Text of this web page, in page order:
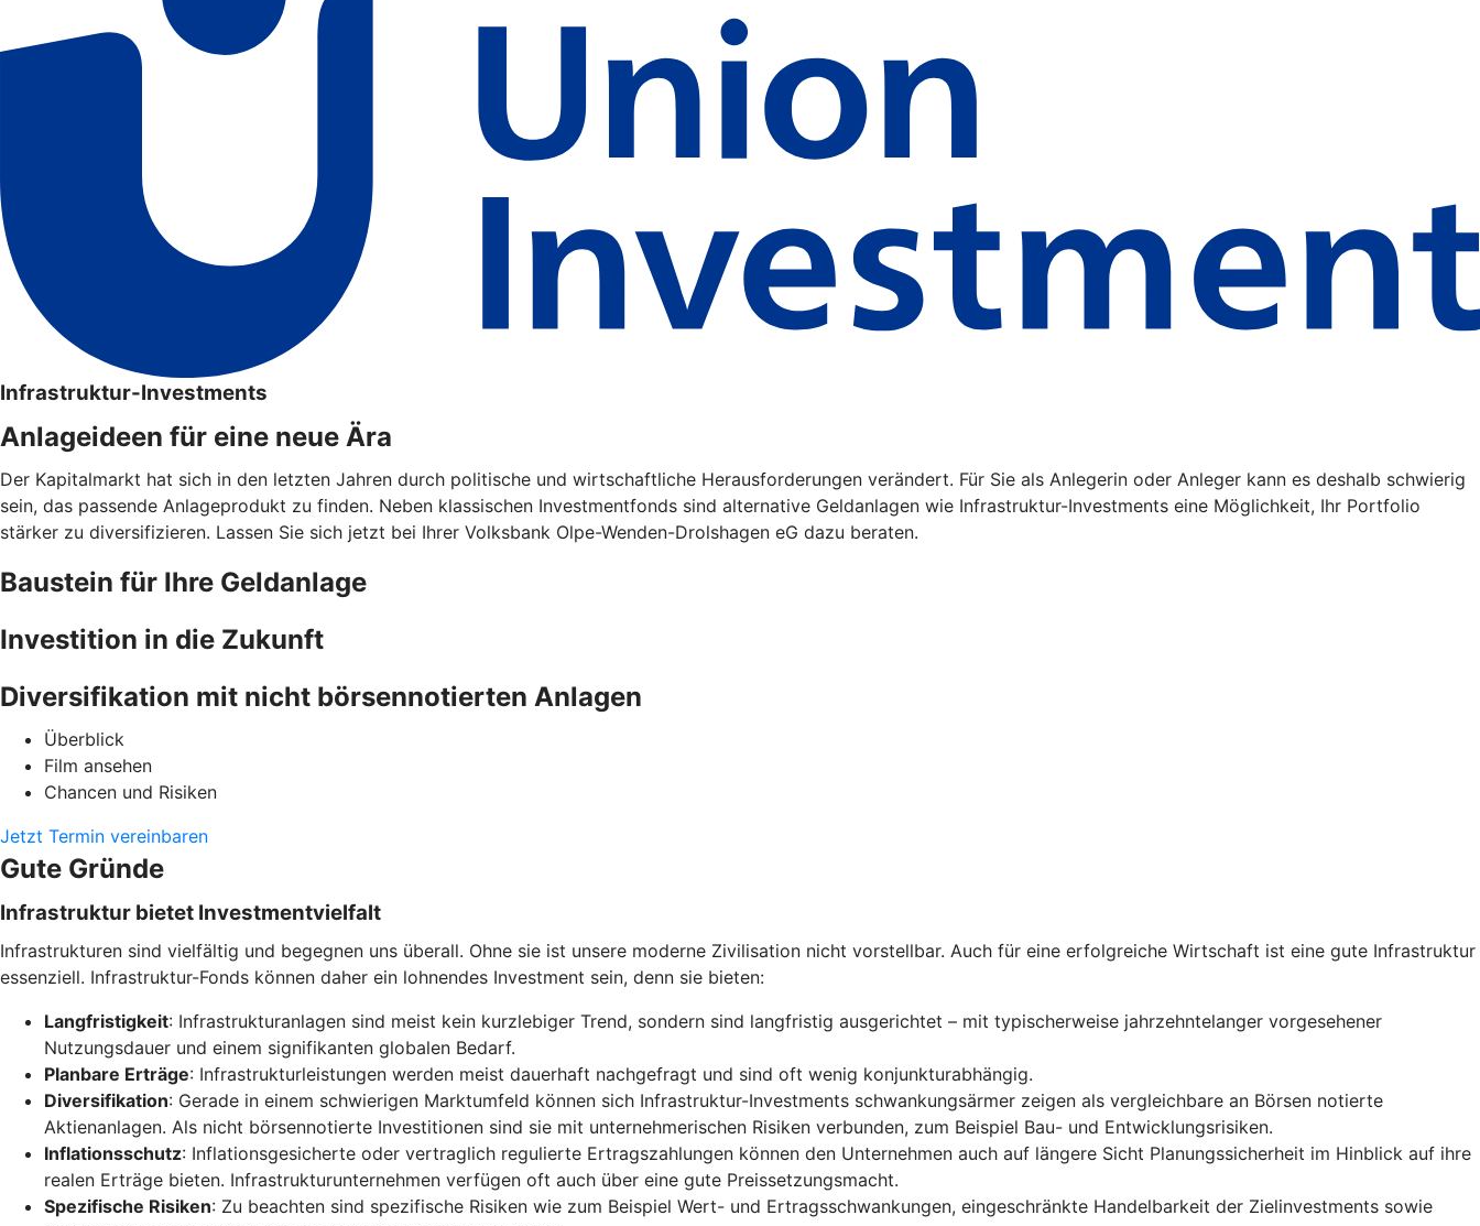
Infrastruktur-Investments
Anlageideen für eine neue Ära
Der Kapitalmarkt hat sich in den letzten Jahren durch politische und wirtschaftliche Herausforderungen verändert. Für Sie als Anlegerin oder Anleger kann es deshalb schwierig
sein, das passende Anlageprodukt zu finden. Neben klassischen Investmentfonds sind alternative Geldanlagen wie Infrastruktur-Investments eine Möglichkeit, Ihr Portfolio
stärker zu diversifizieren. Lassen Sie sich jetzt bei Ihrer Volksbank Olpe-Wenden-Drolshagen eG dazu beraten.
Baustein für Ihre Geldanlage
Investition in die Zukunft
Diversifikation mit nicht börsennotierten Anlagen
Überblick
Film ansehen
Chancen und Risiken
Jetzt Termin vereinbaren
Gute Gründe
Infrastruktur bietet Investmentvielfalt
Infrastrukturen sind vielfältig und begegnen uns überall. Ohne sie ist unsere moderne Zivilisation nicht vorstellbar. Auch für eine erfolgreiche Wirtschaft ist eine gute Infrastruktur
essenziell. Infrastruktur-Fonds können daher ein lohnendes Investment sein, denn sie bieten:
Langfristigkeit: Infrastrukturanlagen sind meist kein kurzlebiger Trend, sondern sind langfristig ausgerichtet – mit typischerweise jahrzehntelanger vorgesehener
Nutzungsdauer und einem signifikanten globalen Bedarf.
Planbare Erträge: Infrastrukturleistungen werden meist dauerhaft nachgefragt und sind oft wenig konjunkturabhängig.
Diversifikation: Gerade in einem schwierigen Marktumfeld können sich Infrastruktur-Investments schwankungsärmer zeigen als vergleichbare an Börsen notierte
Aktienanlagen. Als nicht börsennotierte Investitionen sind sie mit unternehmerischen Risiken verbunden, zum Beispiel Bau- und Entwicklungsrisiken.
Inflationsschutz: Inflationsgesicherte oder vertraglich regulierte Ertragszahlungen können den Unternehmen auch auf längere Sicht Planungssicherheit im Hinblick auf ihre
realen Erträge bieten. Infrastrukturunternehmen verfügen oft auch über eine gute Preissetzungsmacht.
Spezifische Risiken: Zu beachten sind spezifische Risiken wie zum Beispiel Wert- und Ertragsschwankungen, eingeschränkte Handelbarkeit der Zielinvestments sowie